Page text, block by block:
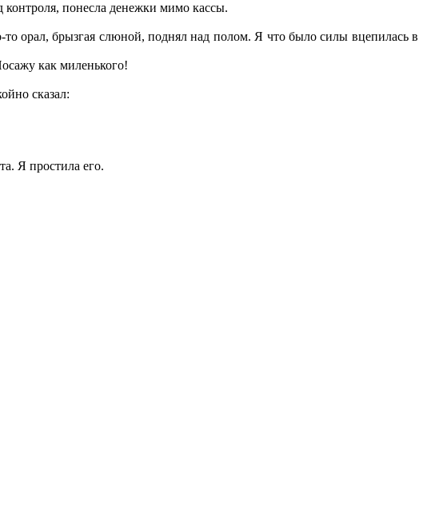
понесла денежки мимо кассы.
орал, брызгая слюной, поднял над полом. Я что было силы вцепилась в
как миленького!
сказал:
Я простила его.